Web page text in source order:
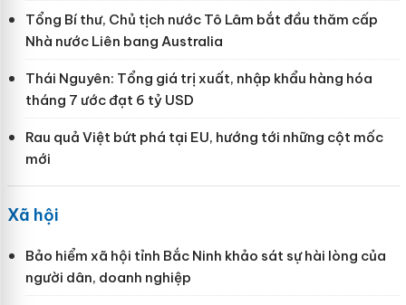
Tổng Bí thư, Chủ tịch nước Tô Lâm bắt đầu thăm cấp
Nhà nước Liên bang Australia
Thái Nguyên: Tổng giá trị xuất, nhập khẩu hàng hóa
tháng 7 ước đạt 6 tỷ USD
Rau quả Việt bứt phá tại EU, hướng tới những cột mốc
mới
Xã hội
Bảo hiểm xã hội tỉnh Bắc Ninh khảo sát sự hài lòng của
người dân, doanh nghiệp